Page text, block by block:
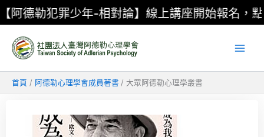
年-相對論】線上講座開始報名，點我了解更多
跳
至
首頁 阿德勒心理學會成員著書 大眾阿德勒心理學叢書